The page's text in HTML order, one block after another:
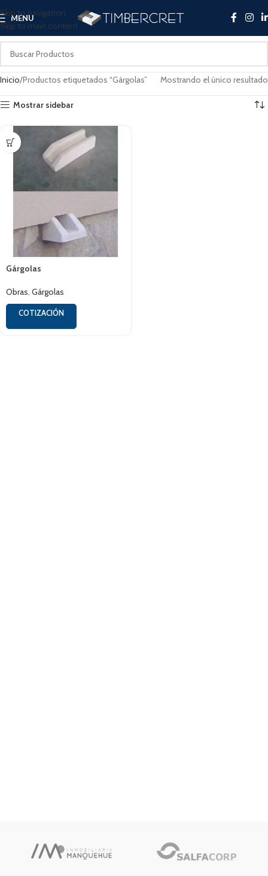
Skip to navigation
Skip to main content
MENU
Inicio Productos etiquetados “Gárgolas” Mostrando el único resultado
Mostrar sidebar
Gárgolas
Obras, Gárgolas
COTIZACIÓN